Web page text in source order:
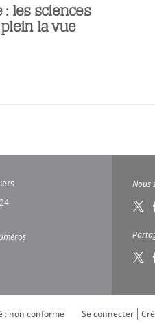
: les sciences
la vue
Nous
Se connecter
: non conforme